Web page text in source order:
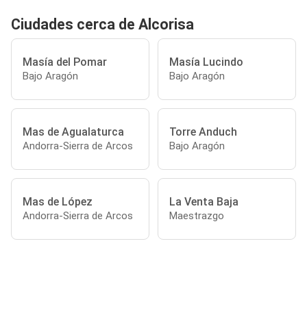
Ciudades cerca de Alcorisa
Masía del Pomar
Bajo Aragón
Masía Lucindo
Bajo Aragón
Mas de Agualaturca
Andorra-Sierra de Arcos
Torre Anduch
Bajo Aragón
Mas de López
Andorra-Sierra de Arcos
La Venta Baja
Maestrazgo